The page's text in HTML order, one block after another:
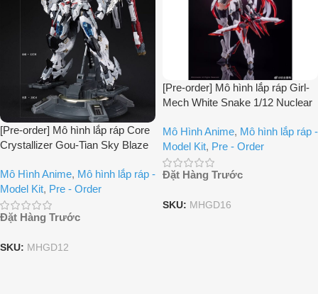
[Pre-order] Mô hình lắp ráp Core
Crystallizer Gou-Tian Sky Blaze
Mô Hình Anime, Mô hình lắp ráp -
Model Kit, Pre - Order
Đặt Hàng Trước
SKU: MHGD12
[Pre-order] Mô hình lắp ráp Girl-
Mech White Snake 1/12 Nuclear
Mô Hình Anime, Mô hình lắp ráp -
Model Kit, Pre - Order
Đặt Hàng Trước
SKU: MHGD16